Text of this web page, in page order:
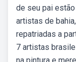
de seu pai
artistas de
repatriadas a
7 artistas